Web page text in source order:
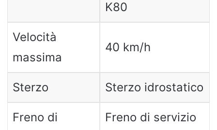
K80
Velocità
massima
40 km/h
Sterzo Sterzo idrostatico
Freno di
Freno di servizio